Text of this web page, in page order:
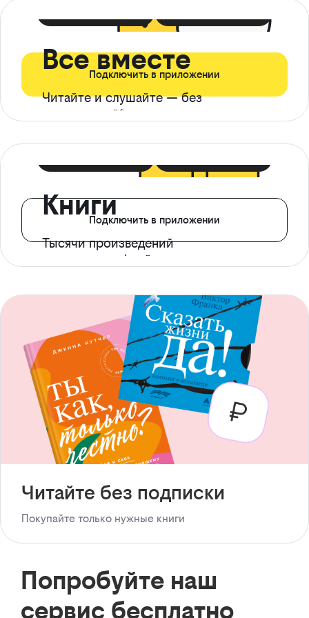
Все вместе
Читайте и слушайте — без
ограничений*
Подключить в приложении
Книги
Тысячи произведений
с доступом офлайн
Подключить в приложении
Читайте без подписки
Покупайте только нужные книги
Попробуйте наш
сервис бесплатно